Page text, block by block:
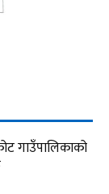
गाउँपालिकाको